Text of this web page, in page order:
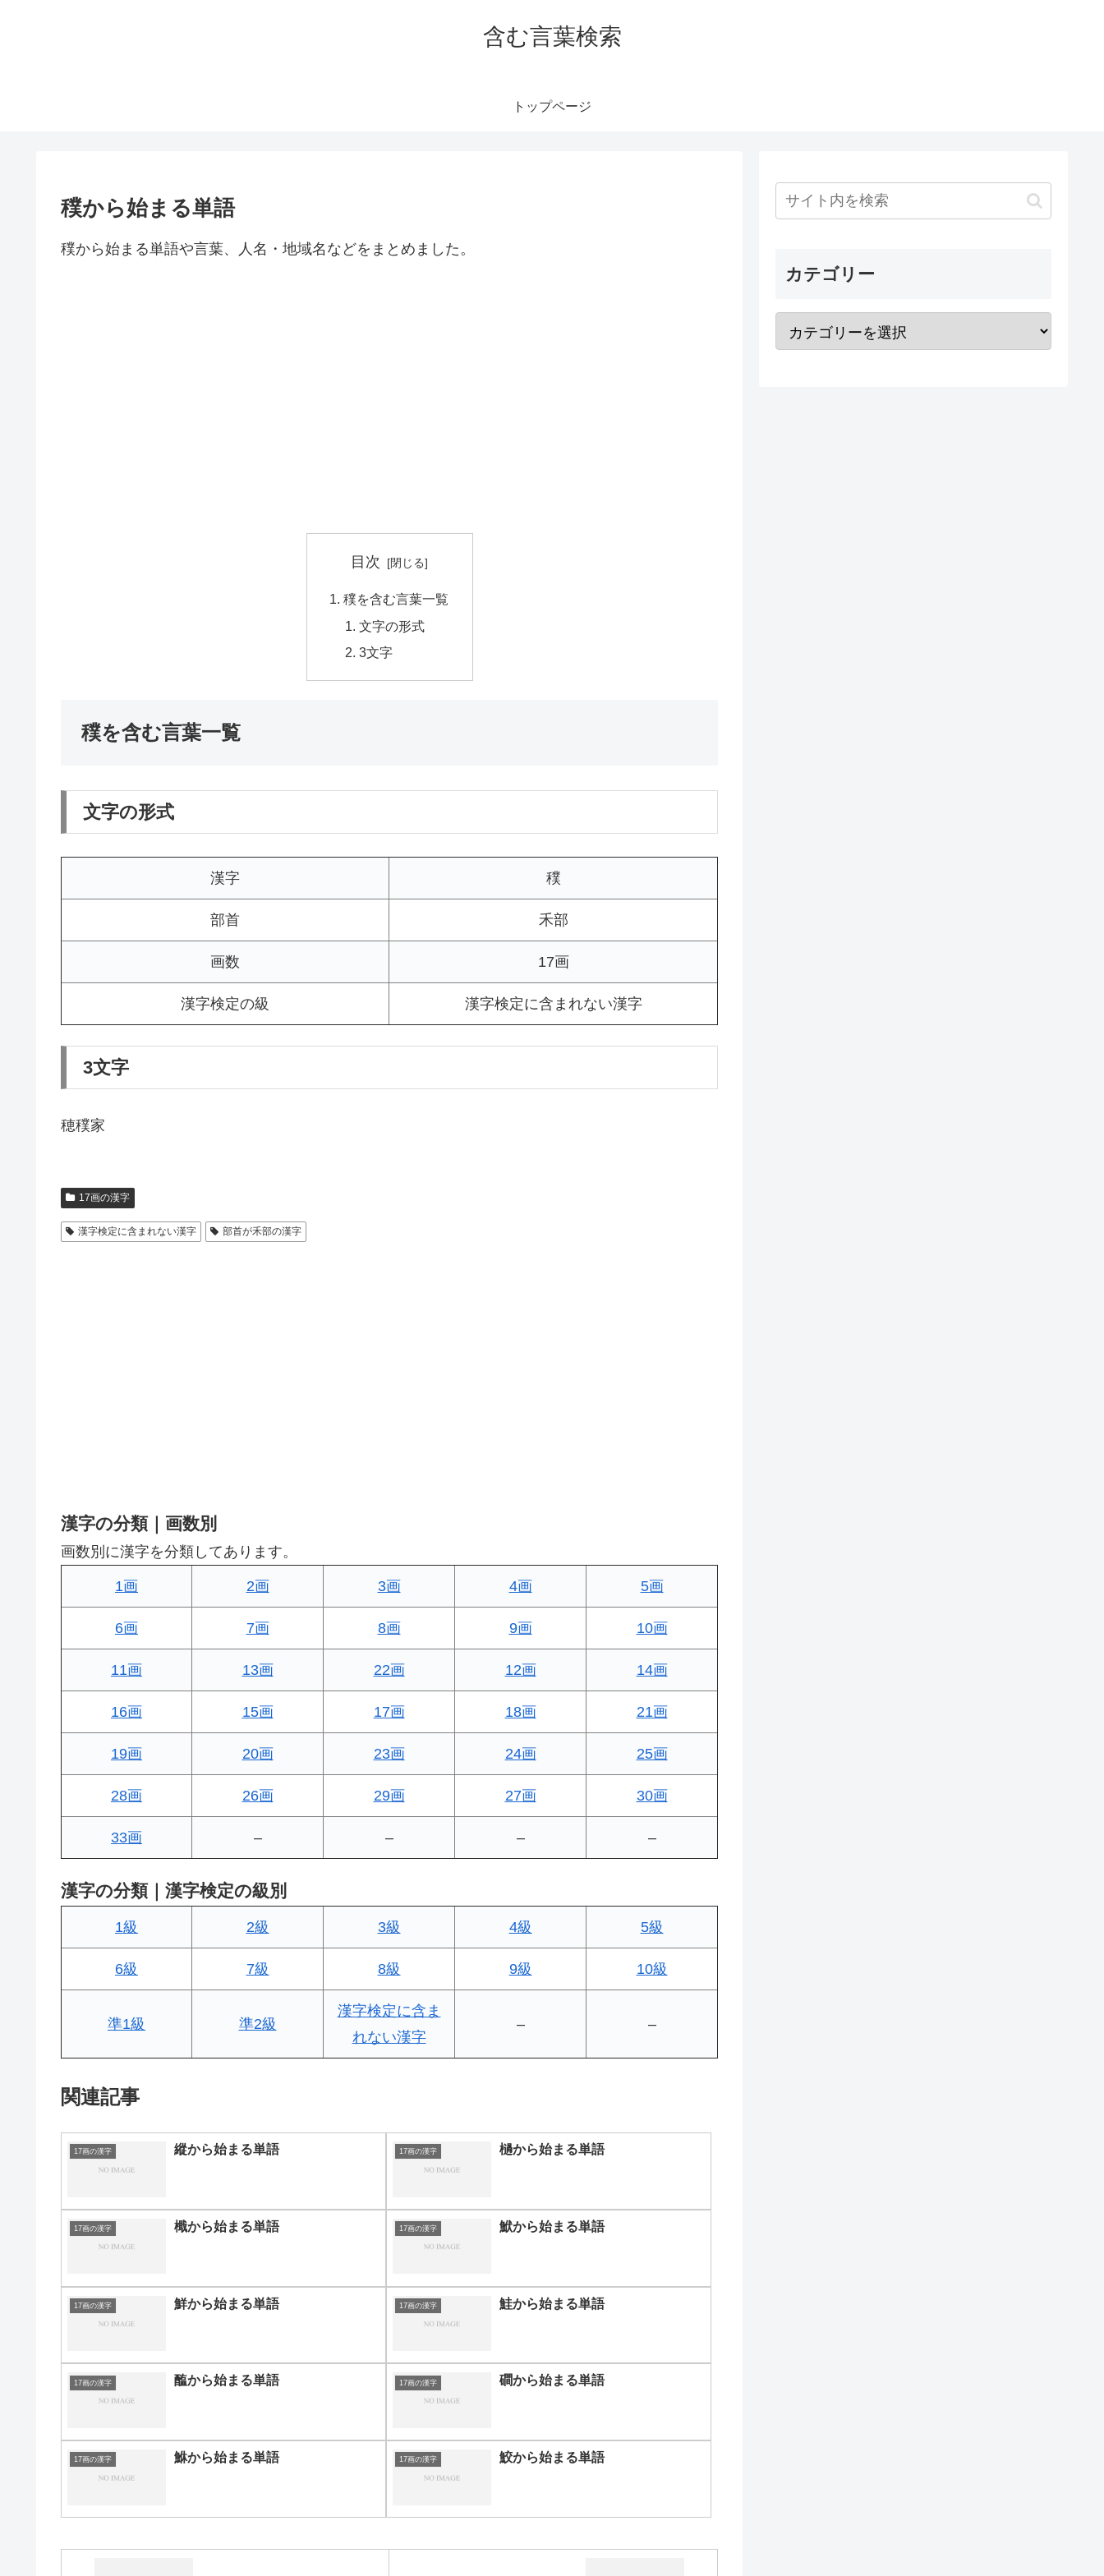
含む言葉検索
トップページ
穙から始まる単語
穙から始まる単語や言葉、人名・地域名などをまとめました。
目次
穙を含む言葉一覧
文字の形式
3文字
穙を含む言葉一覧
文字の形式
漢字 穙
部首 禾部
画数 17画
漢字検定の級 漢字検定に含まれない漢字
3文字
穂穙家
17画の漢字
漢字検定に含まれない漢字 部首が禾部の漢字
漢字の分類｜画数別
画数別に漢字を分類してあります。
1画 2画 3画 4画 5画
6画 7画 8画 9画 10画
11画 13画 22画 12画 14画
16画 15画 17画 18画 21画
19画 20画 23画 24画 25画
28画 26画 29画 27画 30画
33画 – – – –
漢字の分類｜漢字検定の級別
1級 2級 3級 4級 5級
6級 7級 8級 9級 10級
準1級 準2級
漢字検定に含ま
れない漢字
– –
関連記事
17画の漢字 縱から始まる単語 17画の漢字 檛から始まる単語
17画の漢字 檝から始まる単語 17画の漢字 鮲から始まる単語
17画の漢字 鮮から始まる単語 17画の漢字 鮭から始まる単語
17画の漢字 醢から始まる単語 17画の漢字 磵から始まる単語
17画の漢字 鮴から始まる単語 17画の漢字 鮫から始まる単語
カテゴリー